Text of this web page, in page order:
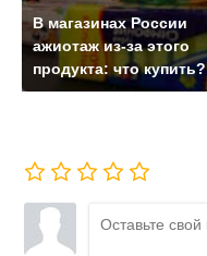
В магазинах России
ажиотаж из-за этого
продукта: что купить?